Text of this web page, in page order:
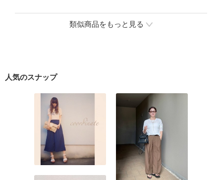
類似商品をもっと見る
人気のスナップ